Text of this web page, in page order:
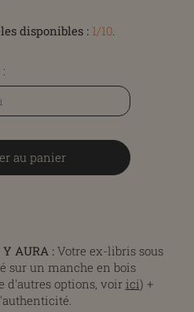
disponibles : 1/10.
au panier
Y AURA :Votre ex-libris sous
sur un manche en bois
d'autres options, voir ici) +